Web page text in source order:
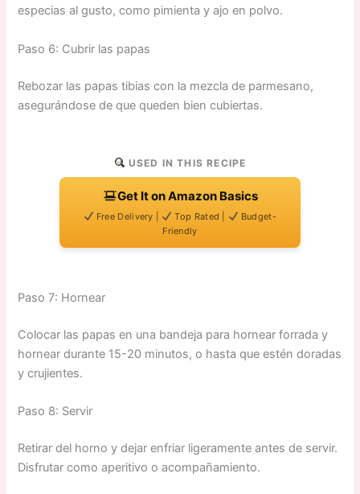
especias al gusto, como pimienta y ajo en polvo.
Paso 6: Cubrir las papas
Rebozar las papas tibias con la mezcla de parmesano,
asegurándose de que queden bien cubiertas.
USED IN THIS RECIPE
Get It on Amazon Basics
Free Delivery | Top Rated |
Budget-
Friendly
Paso 7: Hornear
Colocar las papas en una bandeja para hornear forrada y
hornear durante 15-20 minutos, o hasta que estén doradas
y crujientes.
Paso 8: Servir
Retirar del horno y dejar enfriar ligeramente antes de servir.
Disfrutar como aperitivo o acompañamiento.